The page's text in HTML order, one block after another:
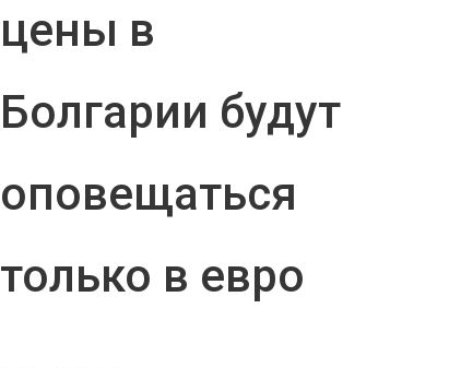
цены в
Болгарии будут
оповещаться
только в евро